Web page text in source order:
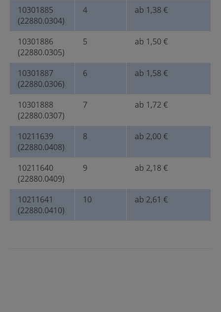
10301885
(22880.0304)
4 ab 1,38 €
10301886
(22880.0305)
5 ab 1,50 €
10301887
(22880.0306)
6 ab 1,58 €
10301888
(22880.0307)
7 ab 1,72 €
10211639
(22880.0408)
8 ab 2,00 €
10211640
(22880.0409)
9 ab 2,18 €
10211641
(22880.0410)
10 ab 2,61 €